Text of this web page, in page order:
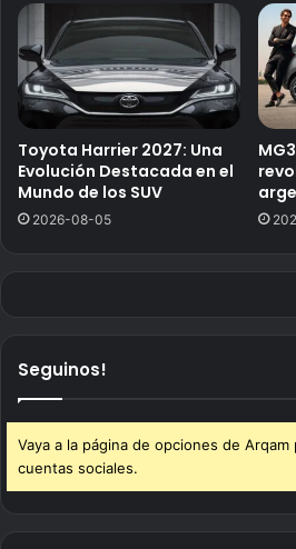
Toyota Harrier 2027: Una
Evolución Destacada en el
Mundo de los SUV
2026-08-05
Seguinos!
Vaya a la página de opciones de
cuentas sociales.